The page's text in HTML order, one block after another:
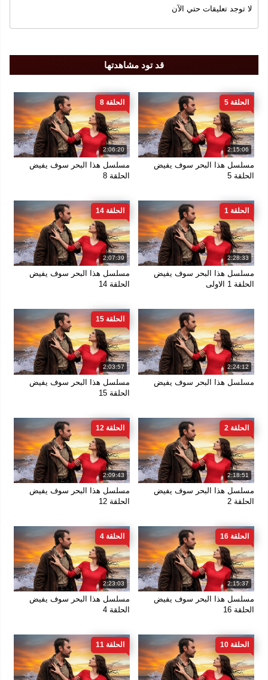
FULL DH 1080
لا توجد تعليقات حتي الآن
قد تود مشاهدتها
2:15:06
الحلقة 5
مسلسل هذا البحر سوف يفيض
الحلقة 5
2:06:20
الحلقة 8
مسلسل هذا البحر سوف يفيض
الحلقة 8
2:28:33
الحلقة 1
مسلسل هذا البحر سوف يفيض
الحلقة 1 الاولى
2:07:39
الحلقة 14
مسلسل هذا البحر سوف يفيض
الحلقة 14
2:24:12
مسلسل هذا البحر سوف يفيض
2:03:57
الحلقة 15
مسلسل هذا البحر سوف يفيض
الحلقة 15
2:18:51
الحلقة 2
مسلسل هذا البحر سوف يفيض
الحلقة 2
2:09:43
الحلقة 12
مسلسل هذا البحر سوف يفيض
الحلقة 12
2:15:37
الحلقة 16
مسلسل هذا البحر سوف يفيض
الحلقة 16
2:23:03
الحلقة 4
مسلسل هذا البحر سوف يفيض
الحلقة 4
الحلقة 10 الحلقة 11